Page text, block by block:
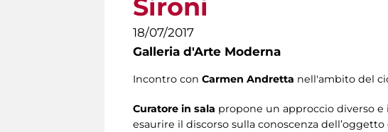
Sironi
18/07/2017
Galleria d'Arte Moderna
Incontro con Carmen Andretta nell'ambito del
Curatore in sala propone un approccio diverso e
esaurire il discorso sulla conoscenza